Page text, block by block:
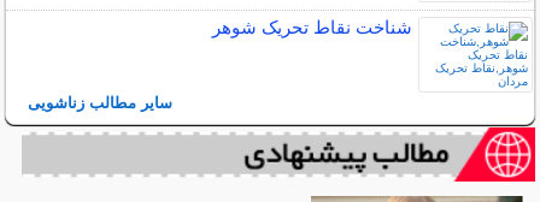
شناخت نقاط تحریک شوهر
سایر مطالب زناشویی